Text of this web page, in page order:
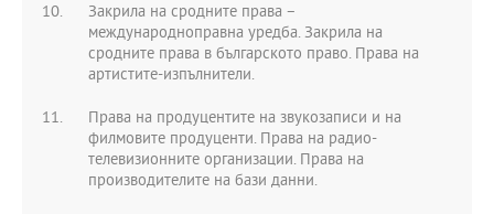
Закрила на сродните права –
международноправна уредба. Закрила на
сродните права в българското право. Права на
артистите-изпълнители.
Права на продуцентите на звукозаписи и на
филмовите продуценти. Права на радио-
телевизионните организации. Права на
производителите на бази данни.